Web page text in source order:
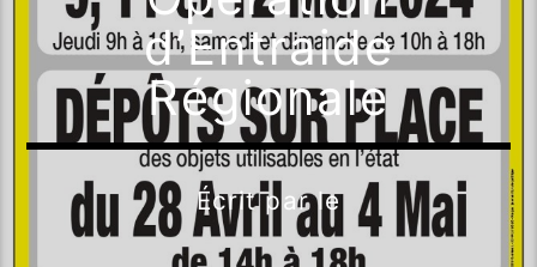
d’Entraide
Régionale
Écrit parle